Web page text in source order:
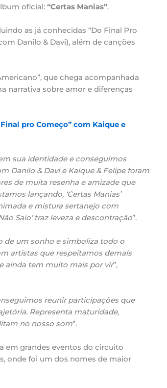
oficial: “Certas Manias”.
as já conhecidas “Do Final Pro
Danilo & Davi), além de canções
que chega acompanhada
narrativa sobre amor e diferenças
pro Começo” com Kaique e
sua identidade e conseguimos
Danilo & Davi e Kaique & Felipe foram
de muita resenha e amizade que
lançando, ‘Certas Manias’
e mistura sertanejo com
Saio’ traz leveza e descontração”.
de um sonho e simboliza todo o
artistas que respeitamos demais
ainda tem muito mais por vir”,
reunir participações que
Representa maturidade,
no nosso som”.
em grandes eventos do circuito
onde foi um dos nomes de maior